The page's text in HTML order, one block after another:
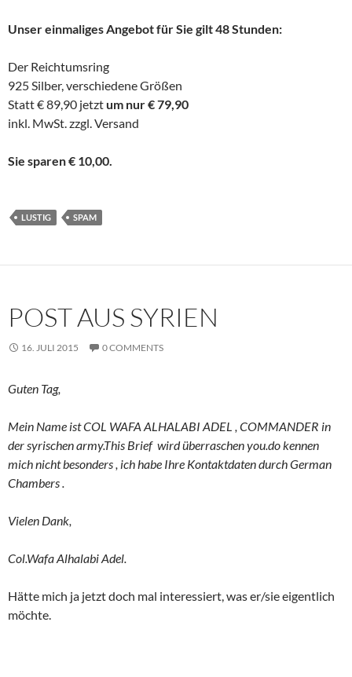
Unser einmaliges Angebot für Sie gilt 48 Stunden:
Der Reichtumsring
925 Silber, verschiedene Größen
Statt € 89,90 jetztum nur € 79,90
inkl. MwSt. zzgl. Versand
Sie sparen € 10,00.
LUSTIG SPAM
POST AUS SYRIEN
16. JULI 2015 0 COMMENTS
Guten Tag,
Mein Name ist COL WAFA ALHALABI ADEL , COMMANDER in
der syrischen army.This Brief wird überraschen you.do kennen
mich nicht besonders , ich habe Ihre Kontaktdaten durch German
Chambers .
Vielen Dank,
Col.Wafa Alhalabi Adel.
Hätte mich ja jetzt doch mal interessiert, was er/sie eigentlich
möchte.